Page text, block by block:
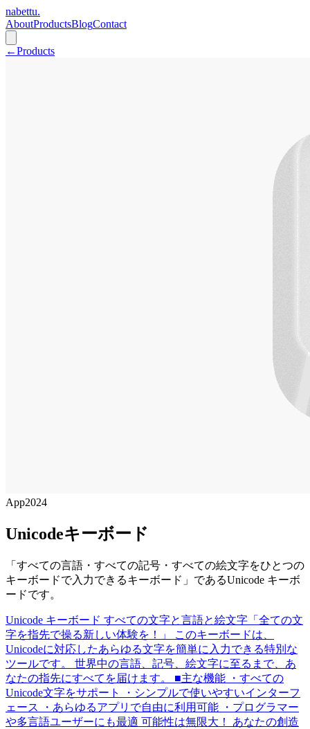
nabettu.
AboutProductsBlogContact
←Products
App2024
Unicodeキーボード
「すべての言語・すべての記号・すべての絵文字をひとつの
キーボードで入力できるキーボード」であるUnicode キーボ
ードです。
‎Unicode キーボード すべての文字と言語と絵文字 ‎「全ての文
字を指先で操る新しい体験を！」 このキーボードは、
Unicodeに対応したあらゆる文字を簡単に入力できる特別な
ツールです。 世界中の言語、記号、絵文字に至るまで、あ
なたの指先にすべてを届けます。 ■主な機能 ・すべての
Unicode文字をサポート ・シンプルで使いやすいインターフ
ェース ・あらゆるアプリで自由に利用可能 ・プログラマー
や多言語ユーザーにも最適 可能性は無限大！ あなたの創造